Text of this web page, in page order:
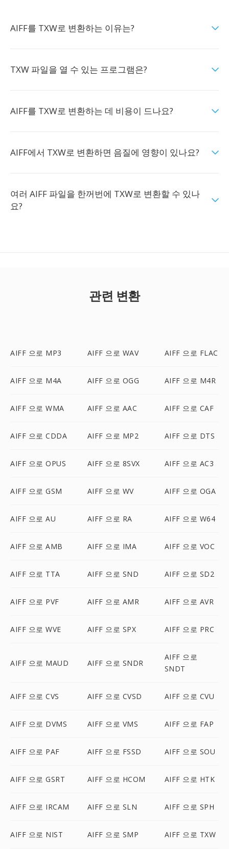
AIFF를 TXW로 변환하는 이유는?
TXW 파일을 열 수 있는 프로그램은?
AIFF를 TXW로 변환하는 데 비용이 드나요?
AIFF에서 TXW로 변환하면 음질에 영향이 있나요?
여러 AIFF 파일을 한꺼번에 TXW로 변환할 수 있나
요?
관련 변환
AIFF 으로 MP3 AIFF 으로 WAV AIFF 으로 FLAC
AIFF 으로 M4A AIFF 으로 OGG AIFF 으로 M4R
AIFF 으로 WMA AIFF 으로 AAC AIFF 으로 CAF
AIFF 으로 CDDA AIFF 으로 MP2 AIFF 으로 DTS
AIFF 으로 OPUS AIFF 으로 8SVX AIFF 으로 AC3
AIFF 으로 GSM AIFF 으로 WV AIFF 으로 OGA
AIFF 으로 AU AIFF 으로 RA AIFF 으로 W64
AIFF 으로 AMB AIFF 으로 IMA AIFF 으로 VOC
AIFF 으로 TTA AIFF 으로 SND AIFF 으로 SD2
AIFF 으로 PVF AIFF 으로 AMR AIFF 으로 AVR
AIFF 으로 WVE AIFF 으로 SPX AIFF 으로 PRC
AIFF 으로 MAUD AIFF 으로 SNDR
AIFF 으로
SNDT
AIFF 으로 CVS AIFF 으로 CVSD AIFF 으로 CVU
AIFF 으로 DVMS AIFF 으로 VMS AIFF 으로 FAP
AIFF 으로 PAF AIFF 으로 FSSD AIFF 으로 SOU
AIFF 으로 GSRT AIFF 으로 HCOM AIFF 으로 HTK
AIFF 으로 IRCAM AIFF 으로 SLN AIFF 으로 SPH
AIFF 으로 NIST AIFF 으로 SMP AIFF 으로 TXW